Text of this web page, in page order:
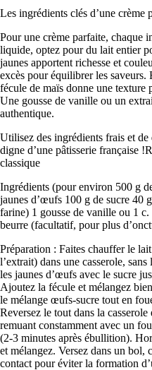
Les ingrédients clés d’une crème
Pour une crème parfaite, chaque
liquide, optez pour du lait entier
jaunes apportent richesse et
excès pour équilibrer les
fécule de maïs donne une texture
Une gousse de vanille ou un
authentique.
Utilisez des ingrédients frais et
digne d’une pâtisserie française
classique
Ingrédients (pour environ 500 g
jaunes d’œufs 100 g de sucre 40
farine) 1 gousse de vanille ou 1
beurre (facultatif, pour plus
Préparation : Faites chauffer le
l’extrait) dans une casserole,
les jaunes d’œufs avec le sucre
Ajoutez la fécule et mélangez
le mélange œufs-sucre tout en
Reversez le tout dans la
remuant constamment avec un
(2-3 minutes après ébullition).
et mélangez. Versez dans un bol,
contact pour éviter la formation